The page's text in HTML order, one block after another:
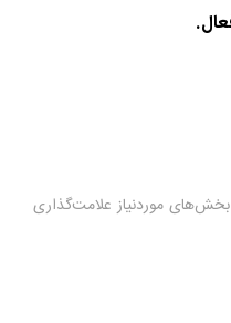
بخش‌های موردنیاز علامت‌گذاری